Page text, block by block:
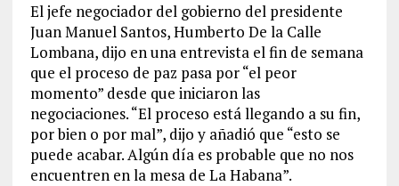
El jefe negociador del gobierno del presidente
Juan Manuel Santos, Humberto De la Calle
Lombana, dijo en una entrevista el fin de semana
que el proceso de paz pasa por “el peor
momento” desde que iniciaron las
negociaciones. “El proceso está llegando a su fin,
por bien o por mal”, dijo y añadió que “esto se
puede acabar. Algún día es probable que no nos
encuentren en la mesa de La Habana”.